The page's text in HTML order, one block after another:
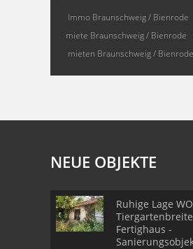
Immo Braunschweig / Bienrode
miete Braunschweig / Bienrode
mieten Braunschweig / Bienrode
NEUE OBJEKTE
Ruhige Lage
Fertighaus -